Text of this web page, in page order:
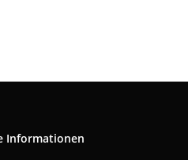
Informationen